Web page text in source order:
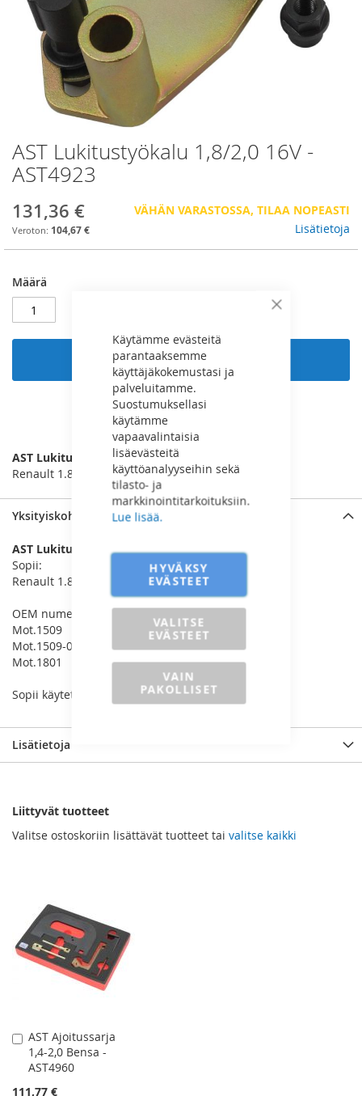
Sulje
Käytämme evästeitä
parantaaksemme
käyttäjäkokemustasi ja
palveluitamme.
Suostumuksellasi
käytämme
vapaavalintaisia
lisäevästeitä
käyttöanalyyseihin sekä
tilasto- ja
markkinointitarkoituksiin.
Lue lisää.
HYVÄKSY
EVÄSTEET
VALITSE
EVÄSTEET
VAIN
PAKOLLISET
Skip
to
the
of
the
AST Lukitustyökalu 1,8/2,0 16V -
AST4923
131,36 €
104,67 €
VÄHÄN VARASTOSSA, TILAA NOPEASTI
Lisätietoja
Määrä
Lisää ostoskoriin
LISÄÄ VERTAILUUN
AST Lukitustyökalu 1.8/2.0 16V
Renault 1.8 & 2.0(t) 16v. - F4P / F4R (t) moottorit
Yksityiskohdat
AST Lukitustyökalu 1.8/2.0 16V
Sopii:
Renault 1.8 & 2.0(t) 16v. - F4P / F4R (t) moottorit
OEM numero:
Mot.1509
Mot.1509-01
Mot.1801
Sopii käytettäväksi AST4960 sarjan kanssa
Lisätietoja
Liittyvät tuotteet
Valitse ostoskoriin lisättävät tuotteet tai valitse kaikki
AST Ajoitussarja
1,4-2,0 Bensa -
AST4960
111,77 €
Lisää
ostoskoriin